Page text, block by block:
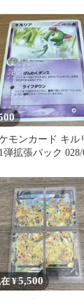
モンカード キル
弾拡張パック 028/
¥5,500